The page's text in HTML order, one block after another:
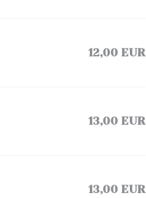
12,00 EUR
13,00 EUR
13,00 EUR